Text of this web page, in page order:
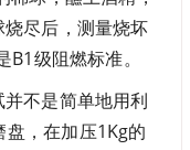
尽后，测量烧坏
级阻燃标准。
不是简单地用利
，在加压1Kg的